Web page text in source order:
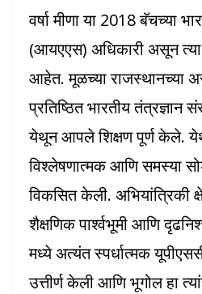
वर्षा मीणा या 2018 बॅचच्या
(आयएएस) अधिकारी असून त्या
आहेत. मूळच्या राजस्थानच्या
प्रतिष्ठित भारतीय
येथून आपले शिक्षण पूर्ण केले.
विश्लेषणात्मक आणि समस्या
विकसित केली. अभियांत्रिकी
शैक्षणिक पार्श्वभूमी आणि
मध्ये अत्यंत स्पर्धात्मक
उत्तीर्ण केली आणि भूगोल हा